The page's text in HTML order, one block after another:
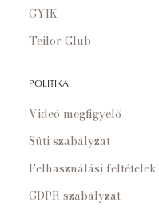
GYIK
Teilor Club
POLITIKA
Videó megfigyelő
Süti szabályzat
Felhasználási feltételek
GDPR szabályzat